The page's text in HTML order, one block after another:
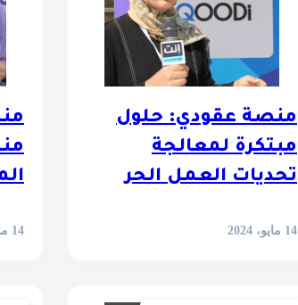
منصة عقودي: حلول
مبتكرة لمعالجة
تحديات العمل الحر
14 مايو، 2024 14 مايو، 2024